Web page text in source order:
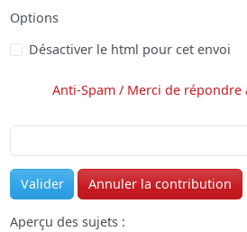
Options
Désactiver le html pour cet envoi
Anti-Spam / Merci de répondre
Aperçu des sujets :